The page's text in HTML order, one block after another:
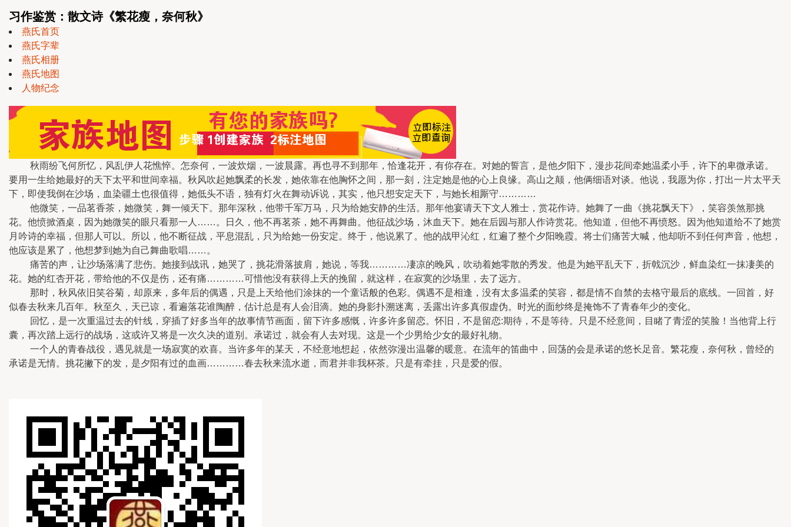
习作鉴赏：散文诗《繁花瘦，奈何秋》
燕氏首页
燕氏字辈
燕氏相册
燕氏地图
人物纪念
秋雨纷飞何所忆，风乱伊人花憔悴。怎奈何，一波炊烟，一波晨露。再也寻不到那年，恰逢花开，有你存在。对她的誓言，是他夕阳下，漫步花间牵她温柔小手，许下的卑微承诺。
要用一生给她最好的天下太平和世间幸福。秋风吹起她飘柔的长发，她依靠在他胸怀之间，那一刻，注定她是他的心上良缘。高山之颠，他俩细语对谈。他说，我愿为你，打出一片太平天
下，即使我倒在沙场，血染疆土也很值得，她低头不语，独有灯火在舞动诉说，其实，他只想安定天下，与她长相厮守…………
他微笑，一品茗香茶，她微笑，舞一倾天下。那年深秋，他带千军万马，只为给她安静的生活。那年他宴请天下文人雅士，赏花作诗。她舞了一曲《挑花飘天下》，笑容羡煞那挑
花。他愤掀酒桌，因为她微笑的眼只看那一人……。日久，他不再茗茶，她不再舞曲。他征战沙场，沐血天下。她在后园与那人作诗赏花。他知道，但他不再愤怒。因为他知道给不了她赏
月吟诗的幸福，但那人可以。所以，他不断征战，平息混乱，只为给她一份安定。终于，他说累了。他的战甲沁红，红遍了整个夕阳晚霞。将士们痛苦大喊，他却听不到任何声音，他想，
他应该是累了，他想梦到她为自己舞曲歌唱……。
痛苦的声，让沙场落满了悲伤。她接到战讯，她哭了，挑花滑落披肩，她说，等我…………凄凉的晚风，吹动着她零散的秀发。他是为她平乱天下，折戟沉沙，鲜血染红一抹凄美的
花。她的红杏开花，带给他的不仅是伤，还有痛…………可惜他没有获得上天的挽留，就这样，在寂寞的沙场里，去了远方。
那时，秋风依旧笑谷菊，却原来，多年后的偶遇，只是上天给他们涂抹的一个童话般的色彩。偶遇不是相逢，没有太多温柔的笑容，都是情不自禁的去格守最后的底线。一回首，好
似春去秋来几百年。秋至久，天已谅，看遍落花谁陶醉，估计总是有人会泪滴。她的身影扑溯迷离，丢露出许多真假虚伪。时光的面纱终是掩饰不了青春年少的变化。
回忆，是一次重温过去的针线，穿插了好多当年的故事情节画面，留下许多感慨，许多许多留恋。怀旧，不是留恋:期待，不是等待。只是不经意间，目睹了青涩的笑脸！当他背上行
囊，再次踏上远行的战场，这或许又将是一次久决的道别。承诺过，就会有人去对现。这是一个少男给少女的最好礼物。
一个人的青春战役，遇见就是一场寂寞的欢喜。当许多年的某天，不经意地想起，依然弥漫出温馨的暖意。在流年的笛曲中，回荡的会是承诺的悠长足音。繁花瘦，奈何秋，曾经的
承诺是无情。挑花撇下的发，是夕阳有过的血画…………春去秋来流水逝，而君并非我杯茶。只是有牵挂，只是爱的假。